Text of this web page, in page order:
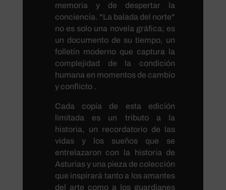
memoria y de despertar la
conciencia. "La balada del norte"
no es solo una novela gráfica; es
un documento de su tiempo, un
folletín moderno que captura la
complejidad de la condición
humana en momentos de cambio
y conflicto .
Cada copia de esta edición
limitada es un tributo a la
historia, un recordatorio de las
vidas y los sueños que se
entrelazaron con la historia de
Asturias y una pieza de colección
que inspirará tanto a los amantes
del arte como a los guardianes